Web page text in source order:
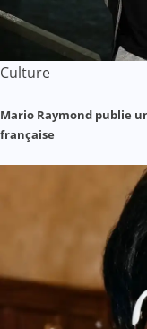
Culture
Mario Raymond publie
française